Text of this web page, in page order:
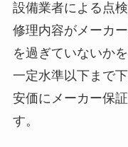
設備業者による点
修理内容がメーカ
を過ぎていないか
一定水準以下まで
安価にメーカー保
す。